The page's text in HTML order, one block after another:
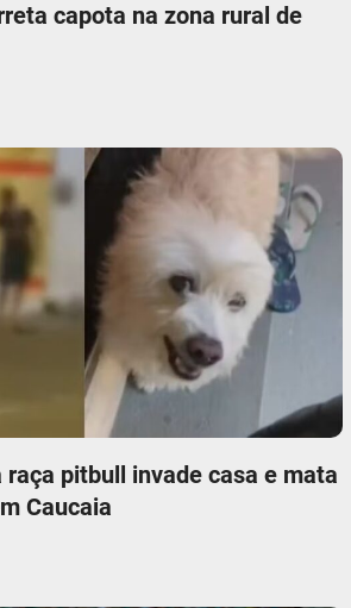
capota na zona rural de
raça pitbull invade casa e mata
Caucaia